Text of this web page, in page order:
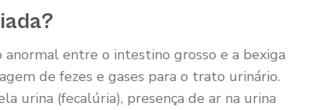
entre o intestino grosso e a bexiga
de fezes e gases para o trato urinário.
urina (fecalúria), presença de ar na urina